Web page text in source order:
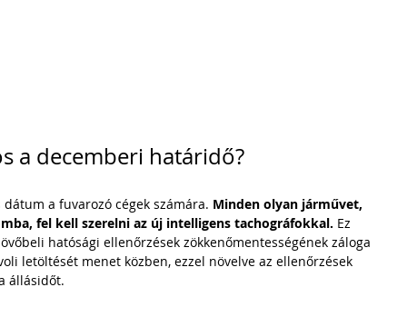
a decemberi határidő?
a fuvarozó cégek számára. Minden olyan járművet,
fel kell szerelni az új intelligens tachográfokkal. Ez
hatósági ellenőrzések zökkenőmentességének záloga
letöltését menet közben, ezzel növelve az ellenőrzések
állásidőt.